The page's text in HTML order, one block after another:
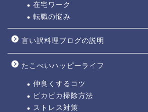
在宅ワーク
転職の悩み
言い訳料理ブログの説明
たこべいハッピーライフ
仲良くするコツ
ピカピカ掃除方法
ストレス対策